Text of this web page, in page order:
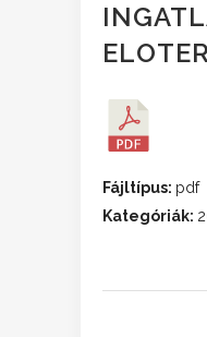
Fájltípus: pdf
Kategóriák: